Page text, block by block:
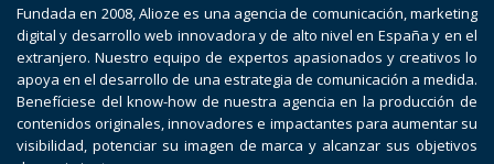
Fundada en 2008, Alioze es una agencia de comunicación, marketing
digital y desarrollo web innovadora y de alto nivel en España y en el
extranjero. Nuestro equipo de expertos apasionados y creativos lo
apoya en el desarrollo de una estrategia de comunicación a medida.
Benefíciese del know-how de nuestra agencia en la producción de
contenidos originales, innovadores e impactantes para aumentar su
visibilidad, potenciar su imagen de marca y alcanzar sus objetivos